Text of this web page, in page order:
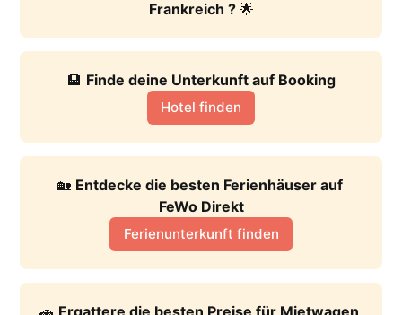
Frankreich ? 🌟
🏨 Finde deine Unterkunft auf Booking
Hotel finden
🏡 Entdecke die besten Ferienhäuser auf
FeWo Direkt
Ferienunterkunft finden
🚗 Ergattere die besten Preise für Mietwagen